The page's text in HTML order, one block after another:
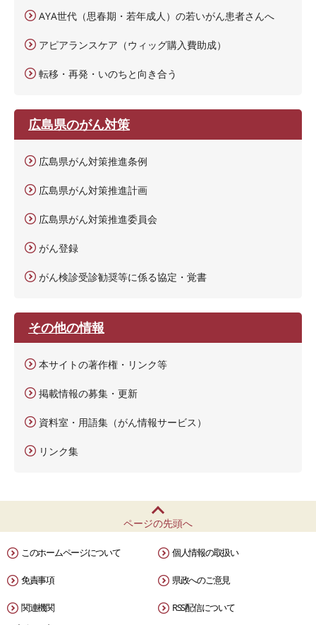
AYA世代（思春期・若年成人）の若いがん患者さんへ
アピアランスケア（ウィッグ購入費助成）
転移・再発・いのちと向き合う
広島県のがん対策
広島県がん対策推進条例
広島県がん対策推進計画
広島県がん対策推進委員会
がん登録
がん検診受診勧奨等に係る協定・覚書
その他の情報
本サイトの著作権・リンク等
掲載情報の募集・更新
資料室・用語集（がん情報サービス）
リンク集
ページの先頭へ
このホームページについて 個人情報の取扱い
免責事項 県政へのご意見
関連機関 RSS配信について